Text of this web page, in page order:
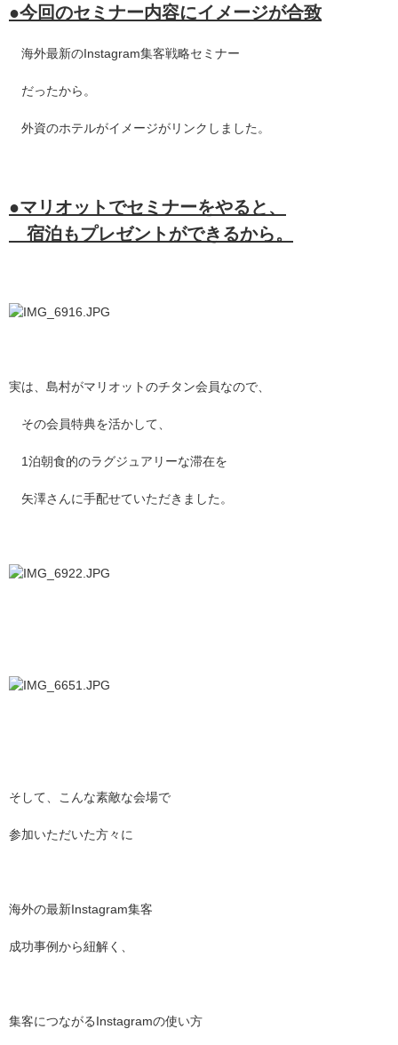
●今回のセミナー内容にイメージが合致
海外最新のInstagram集客戦略セミナー
だったから。
外資のホテルがイメージがリンクしました。
●マリオットでセミナーをやると、
宿泊もプレゼントができるから。
実は、島村がマリオットのチタン会員なので、
その会員特典を活かして、
1泊朝食的のラグジュアリーな滞在を
矢澤さんに手配せていただきました。
そして、こんな素敵な会場で
参加いただいた方々に
海外の最新Instagram集客
成功事例から紐解く、
集客につながるInstagramの使い方